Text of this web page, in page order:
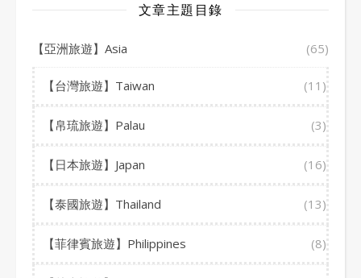
文章主題目錄
【亞洲旅遊】Asia (65)
【台灣旅遊】Taiwan (11)
【帛琉旅遊】Palau (3)
【日本旅遊】Japan (16)
【泰國旅遊】Thailand (13)
【菲律賓旅遊】Philippines (8)